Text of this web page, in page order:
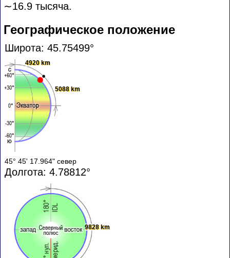
∼16.9 тысяча.
Географическое положение
Широта: 45.75499°
4920 km
5088 km
45° 45' 17.964" север
Долгота: 4.78812°
9828 km